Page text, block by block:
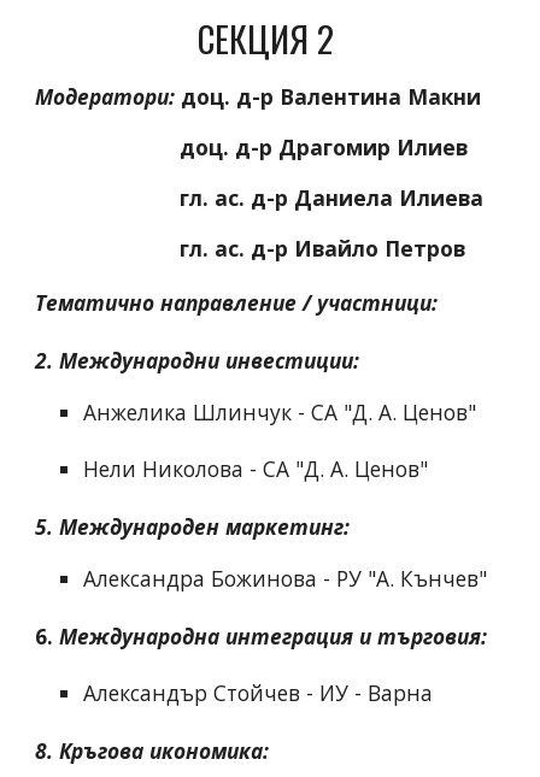
СЕКЦИЯ 2
Модератори: доц. д-р Валентина Макни
доц. д-р Драгомир Илиев
гл. ас. д-р Даниела Илиева
гл. ас. д-р Ивайло Петров
Тематично направление / участници:
2. Международни инвестиции:
Анжелика Шлинчук - СА "Д. А. Ценов"
Нели Николова - СА "Д. А. Ценов"
5. Международен маркетинг:
Александра Божинова - РУ "А. Кънчев"
6. Международна интеграция и търговия:
Александър Стойчев - ИУ - Варна
8. Кръгова икономика: